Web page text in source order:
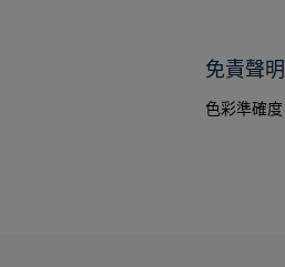
免責聲明
色彩準確度